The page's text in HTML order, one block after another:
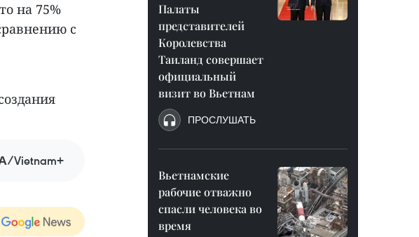
на 75%
с
Vietnam+
Палаты
представителей
Королевства
Таиланд совершает
официальный
визит во Вьетнам
ПРОСЛУШАТЬ
Вьетнамские
рабочие отважно
спасли человека во
время